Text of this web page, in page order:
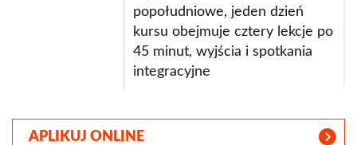
popołudniowe, jeden dzień
kursu obejmuje cztery lekcje po
45 minut, wyjścia i spotkania
integracyjne
APLIKUJ ONLINE